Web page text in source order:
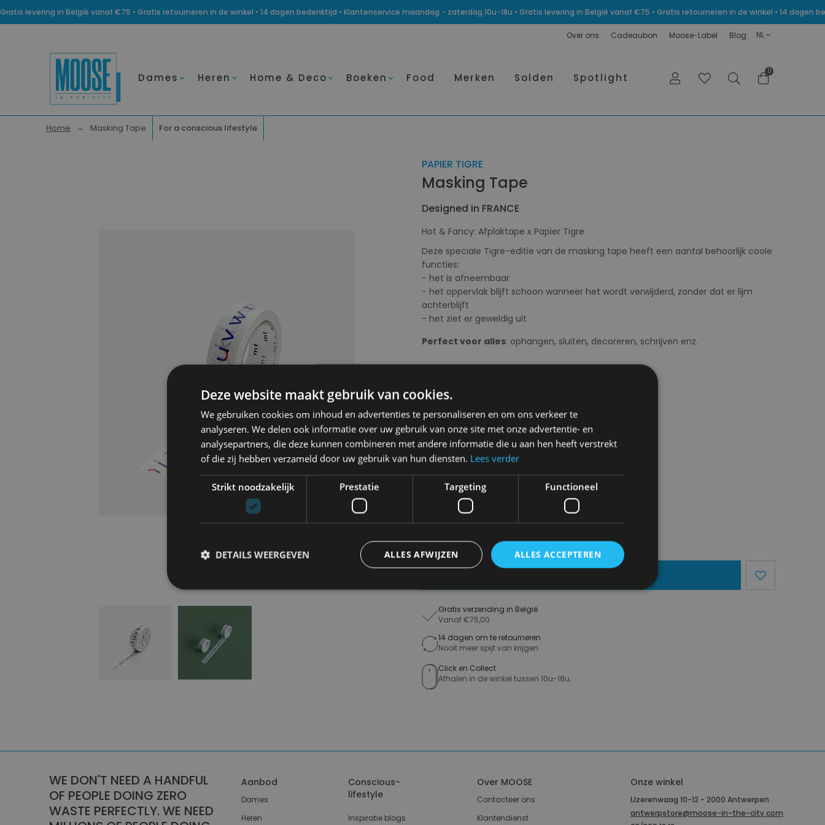
Gratis levering in België vanaf €75 • Gratis retourneren in de winkel • 14 dagen bedenktijd • Klantenservice maandag - zaterdag 10u-18u • Gratis levering in België vanaf €75 • Gratis retourneren in de winkel • 14
Over ons Cadeaubon Moose-Label Blog NL
Dames Heren Home & Deco Boeken Food Merken Solden Spotlight
0
Home Masking Tape For a conscious lifestyle
Next
PAPIER TIGRE
Masking Tape
Designed in FRANCE
Hot & Fancy: Afplaktape x Papier Tigre
Deze speciale Tigre-editie van de masking tape heeft een aantal behoorlijk coole
functies:
- het is afneembaar
- het oppervlak blijft schoon wanneer het wordt verwijderd, zonder dat er lijm
achterblijft
- het ziet er geweldig uit
Perfect voor alles: ophangen, sluiten, decoreren, schrijven enz.
Kies uw maat:OS
OS
€ 4,00
Levering 2-3 Werkdagen
Gratis verzending in België
Vanaf €75,00
14 dagen om te retourneren
Nooit meer spijt van krijgen
Click en Collect
Afhalen in de winkel tussen 10u-18u.
WE DON'T NEED A HANDFUL
OF PEOPLE DOING ZERO
WASTE PERFECTLY. WE NEED
Aanbod
Dames
Heren
Conscious-
lifestyle
Inspiratie blogs
Over MOOSE
Contacteer ons
Klantendienst
Onze winkel
IJzerenwaag 10-12 - 2000 Antwerpen
antwerpstore@moose-in-the-city.com
Deze website maakt gebruik van cookies.
We gebruiken cookies om inhoud en advertenties te personaliseren en om ons verkeer te
analyseren. We delen ook informatie over uw gebruik van onze site met onze advertentie- en
analysepartners, die deze kunnen combineren met andere informatie die u aan hen heeft verstrekt
of die zij hebben verzameld door uw gebruik van hun diensten. Lees verder
Strikt noodzakelijk Prestatie Targeting Functioneel
ALLES ACCEPTEREN
ALLES AFWIJZEN
DETAILS WEERGEVEN